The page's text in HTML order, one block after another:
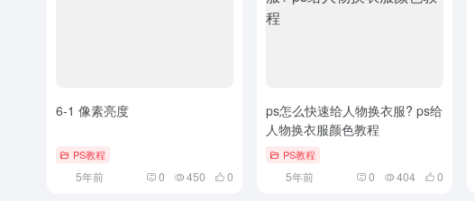
6-1 像素亮度
PS教程
5年前 0 450 0
ps怎么快速给人物换衣服? ps给
人物换衣服颜色教程
PS教程
5年前 0 404 0